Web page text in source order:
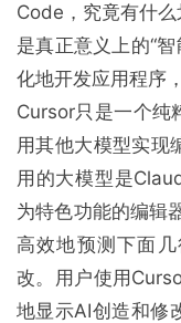
Code，究竟有什
是真正意义上的“
化地开发应用程序
Cursor只是一个纯
用其他大模型实现
用的大模型是
为特色功能的编辑
高效地预测下面
改。用户使用
地显示AI创造和修